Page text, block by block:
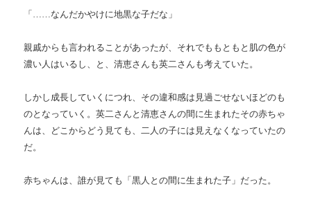
「……なんだかやけに地黒な子だな」
親戚からも言われることがあったが、それでももともと肌の色が
濃い人はいるし、と、清恵さんも英二さんも考えていた。
しかし成長していくにつれ、その違和感は見過ごせないほどのも
のとなっていく。英二さんと清恵さんの間に生まれたその赤ちゃ
んは、どこからどう見ても、二人の子には見えなくなっていたの
だ。
赤ちゃんは、誰が見ても「黒人との間に生まれた子」だった。